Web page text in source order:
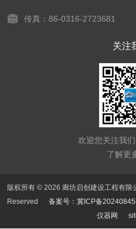
传真：86-0316-2723681
关注
欢迎您关注我
了解更
版权所有 © 2026 廊坊启创建设工程有
Reserved 备案号：冀ICP备
仪器网